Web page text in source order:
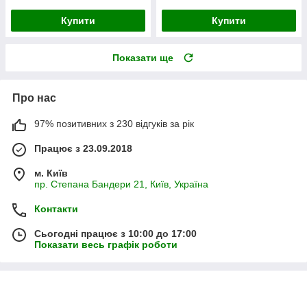
Купити Купити
Показати ще
Про нас
97% позитивних з 230 відгуків за рік
Працює з 23.09.2018
м. Київ
пр. Степана Бандери 21, Київ, Україна
Контакти
Сьогодні працює з 10:00 до 17:00
Показати весь графік роботи